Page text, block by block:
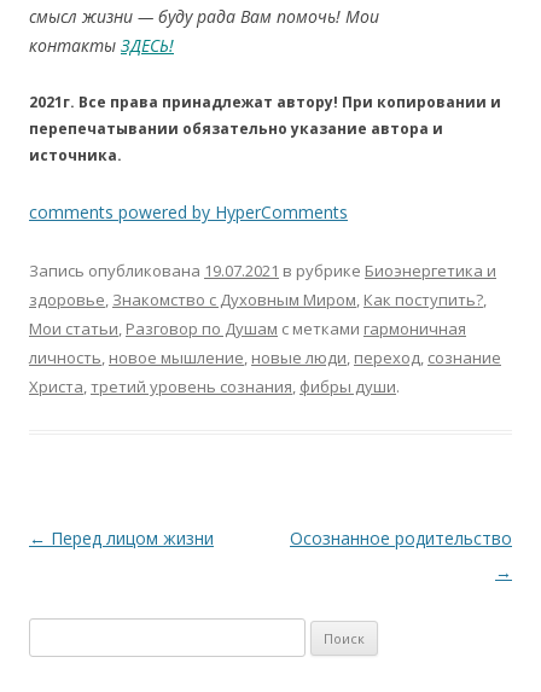
смысл жизни — буду рада Вам помочь! Мои
контакты ЗДЕСЬ!
2021г. Все права принадлежат автору! При копировании и
перепечатывании обязательно указание автора и
источника.
comments powered by HyperComments
Запись опубликована 19.07.2021 в рубрике Биоэнергетика и
здоровье, Знакомство с Духовным Миром, Как поступить?,
Мои статьи, Разговор по Душам с метками гармоничная
личность, новое мышление, новые люди, переход, сознание
Христа,третий уровень сознания, фибры души.
Навигация
← Перед лицом жизни
Осознанное родительство
→